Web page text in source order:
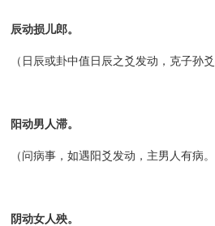
辰动损儿郎。
（日辰或卦中值日辰之爻发动，克子孙
阳动男人滞。
（问病事，如遇阳爻发动，主男人有病。
阴动女人殃。